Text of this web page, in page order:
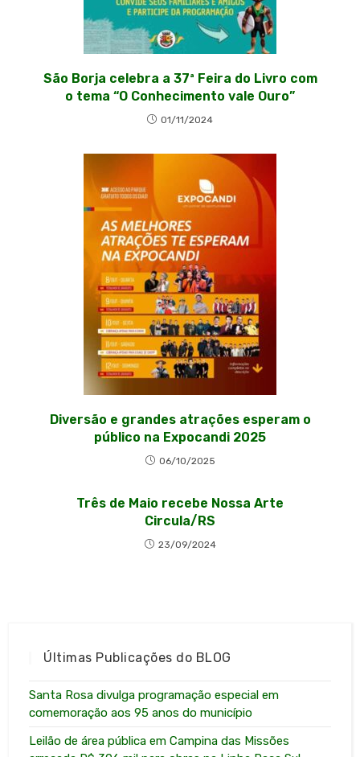
São Borja celebra a 37ª Feira do Livro com
o tema “O Conhecimento vale Ouro”
01/11/2024
Diversão e grandes atrações esperam o
público na Expocandi 2025
06/10/2025
Três de Maio recebe Nossa Arte
Circula/RS
23/09/2024
Últimas Publicações do BLOG
Santa Rosa divulga programação especial em
comemoração aos 95 anos do município
Leilão de área pública em Campina das Missões